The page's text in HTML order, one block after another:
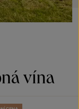
vína